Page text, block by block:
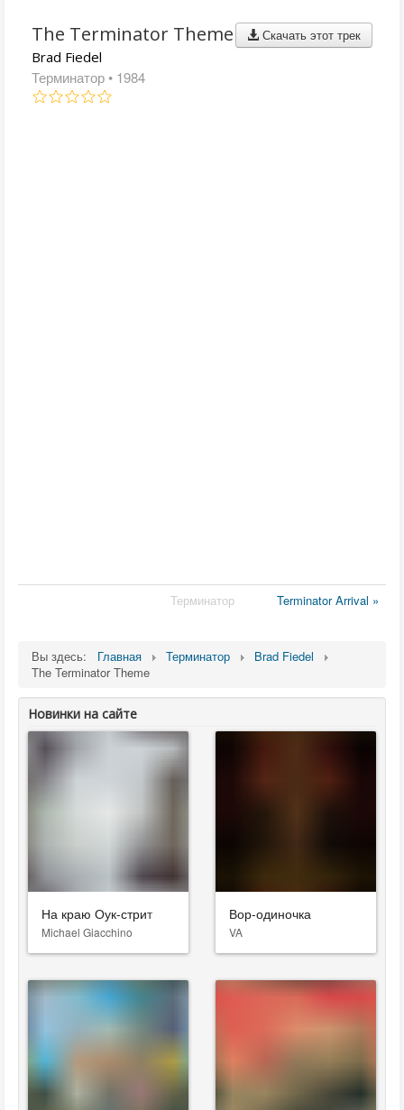
Скачать этот трек
The Terminator Theme
Brad Fiedel
Терминатор • 1984
Терминатор Terminator Arrival »
Вы здесь: Главная Терминатор
Brad Fiedel
The Terminator Theme
Новинки на сайте
На краю Оук-стрит
Michael Giacchino
Вор-одиночка
VA